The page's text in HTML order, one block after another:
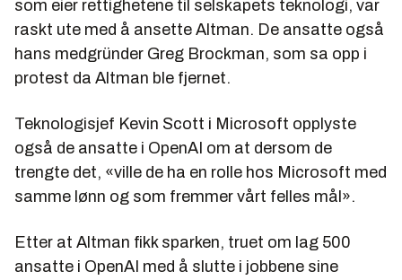
som eier rettighetene til selskapets teknologi, var
raskt ute med å ansette Altman. De ansatte også
hans medgründer Greg Brockman, som sa opp i
protest da Altman ble fjernet.
Teknologisjef Kevin Scott i Microsoft opplyste
også de ansatte i OpenAI om at dersom de
trengte det, «ville de ha en rolle hos Microsoft med
samme lønn og som fremmer vårt felles mål».
Etter at Altman fikk sparken, truet om lag 500
ansatte i OpenAI med å slutte i jobbene sine